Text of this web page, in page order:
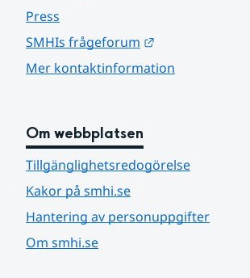
Press
SMHIs frågeforum
Mer kontaktinformation
Om webbplatsen
Tillgänglighetsredogörelse
Kakor på smhi.se
Hantering av personuppgifter
Om smhi.se